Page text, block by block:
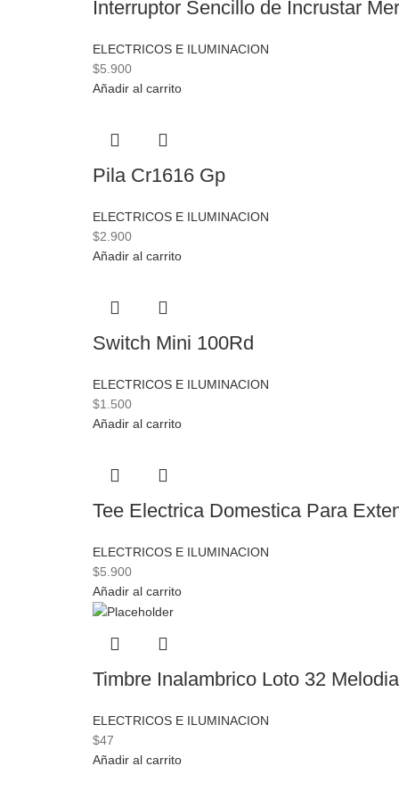
Interruptor Sencillo de Incrustar
ELECTRICOS E ILUMINACION
$5.900
Añadir al carrito
Pila Cr1616 Gp
ELECTRICOS E ILUMINACION
$2.900
Añadir al carrito
Switch Mini 100Rd
ELECTRICOS E ILUMINACION
$1.500
Añadir al carrito
Tee Electrica Domestica Para
ELECTRICOS E ILUMINACION
$5.900
Añadir al carrito
Timbre Inalambrico Loto 32
ELECTRICOS E ILUMINACION
$47
Añadir al carrito